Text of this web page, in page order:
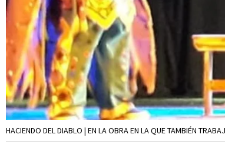
HACIENDO DEL DIABLO | EN LA OBRA EN LA QUE TAMBIÉN